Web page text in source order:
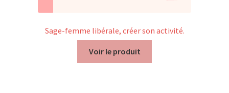
Sage-femme libérale, créer son activité.
Voir le produit